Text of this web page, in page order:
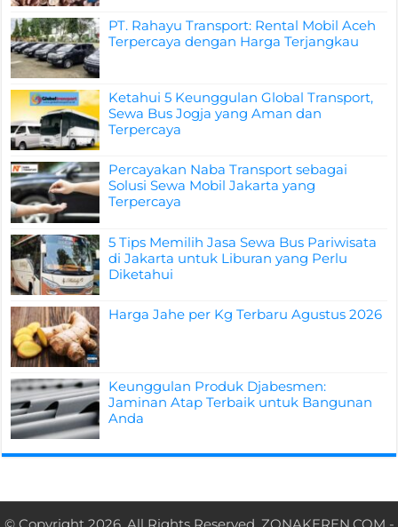
PT. Rahayu Transport: Rental Mobil Aceh
Terpercaya dengan Harga Terjangkau
Ketahui 5 Keunggulan Global Transport,
Sewa Bus Jogja yang Aman dan
Terpercaya
Percayakan Naba Transport sebagai
Solusi Sewa Mobil Jakarta yang
Terpercaya
5 Tips Memilih Jasa Sewa Bus Pariwisata
di Jakarta untuk Liburan yang Perlu
Diketahui
Harga Jahe per Kg Terbaru Agustus 2026
Keunggulan Produk Djabesmen:
Jaminan Atap Terbaik untuk Bangunan
Anda